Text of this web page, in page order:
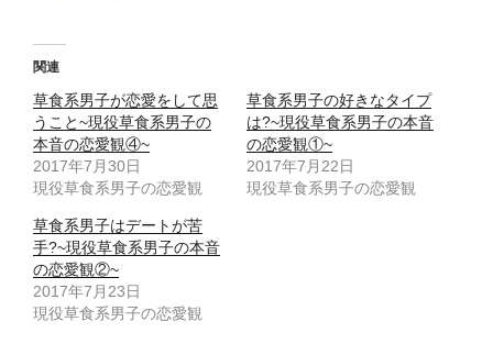
i
t
t
e
r
で
共
有
新
し
い
ウ
ィ
ン
ド
ウ
で
共
有
す
る
に
は
ク
ッ
ク
し
て
だ
さ
い
関連
草食系男子が恋愛をして思
うこと~現役草食系男子の
本音の恋愛観④~
2017年7月30日
現役草食系男子の恋愛観
草食系男子の好きなタイプ
は?~現役草食系男子の本音
の恋愛観①~
2017年7月22日
現役草食系男子の恋愛観
草食系男子はデートが苦
手?~現役草食系男子の本音
の恋愛観②~
2017年7月23日
現役草食系男子の恋愛観